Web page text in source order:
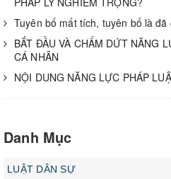
Tuyên bố mất tích, tuyên bố là đã
BẮT ĐẦU VÀ CHẤM DỨT NĂNG
CÁ NHÂN
NỘI DUNG NĂNG LỰC PHÁP
Danh Mục
LUẬT DÂN SỰ